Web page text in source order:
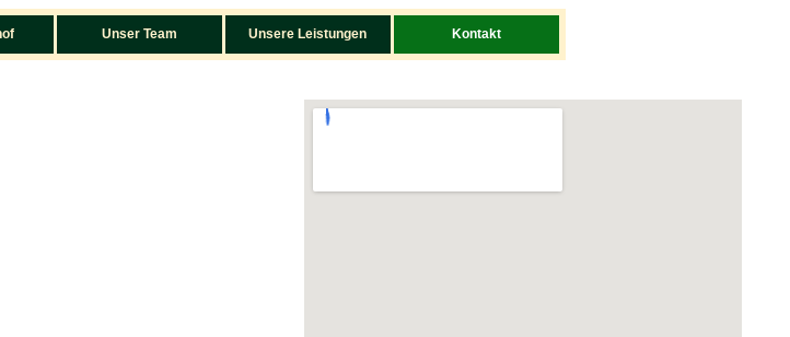
Unser Team Unsere Leistungen Kontakt